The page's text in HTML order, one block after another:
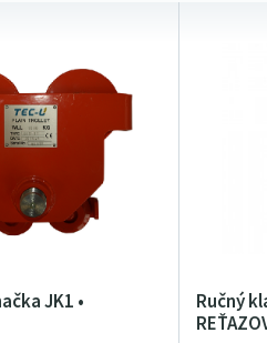
JK1 •
Ručný